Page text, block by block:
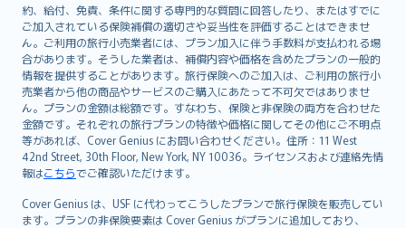
約、給付、免責、条件に関する専門的な質問に回答したり、またはすでに
ご加入されている保険補償の適切さや妥当性を評価することはできませ
ん。ご利用の旅行小売業者には、プラン加入に伴う手数料が支払われる場
合があります。そうした業者は、補償内容や価格を含めたプランの一般的
情報を提供することがあります。旅行保険へのご加入は、ご利用の旅行小
売業者から他の商品やサービスのご購入にあたって不可欠ではありませ
ん。プランの金額は総額です。すなわち、保険と非保険の両方を合わせた
金額です。それぞれの旅行プランの特徴や価格に関してその他にご不明点
等があれば、Cover Genius にお問い合わせください。住所：11 West
42nd Street, 30th Floor, New York, NY 10036。ライセンスおよび連絡先情
報はこちらでご確認いただけます。
Cover Genius は、USF に代わってこうしたプランで旅行保険を販売してい
ます。プランの非保険要素は Cover Genius がプランに追加しており、